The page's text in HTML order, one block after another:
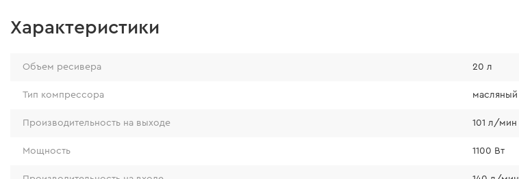
Характеристики
Объем ресивера 20 л
Тип компрессора масляный
Производительность на выходе 101 л/мин
Мощность 1100 Вт